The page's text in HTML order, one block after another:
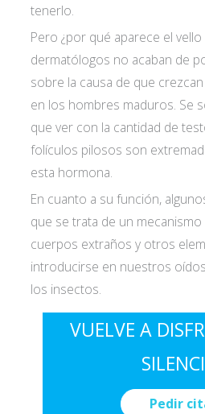
tenerlo.
Pero ¿por qué aparece el
dermatólogos no acaban de
sobre la causa de que
en los hombres maduros. Se
que ver con la cantidad de
folículos pilosos son
esta hormona.
En cuanto a su función,
que se trata de un
cuerpos extraños y otros
introducirse en nuestros
los insectos.
VUELVE A
Pedir